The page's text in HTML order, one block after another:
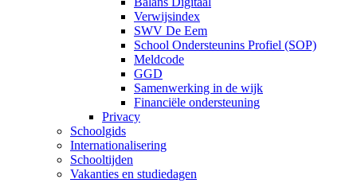
Verwijsindex
SWV De Eem
School Ondersteunins Profiel (SOP)
Meldcode
GGD
Samenwerking in de wijk
Financiële ondersteuning
Privacy
Schoolgids
Internationalisering
Schooltijden
Vakanties en studiedagen